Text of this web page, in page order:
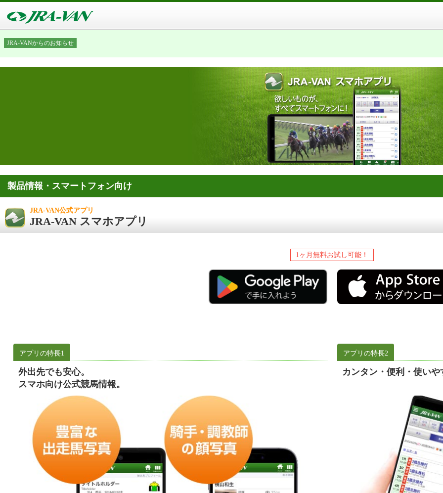
JRA-VANからのお知らせ
製品情報・スマートフォン向け
JRA-VAN公式アプリ
JRA-VAN スマホアプリ
1ヶ月無料お試し可能！
アプリの特長1
外出先でも安心。
スマホ向け公式競馬情報。
アプリの特長2
カンタン・便利・使いや